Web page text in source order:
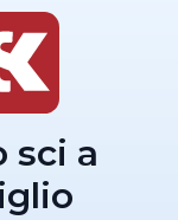
sci a